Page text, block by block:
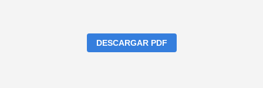
DESCARGAR PDF